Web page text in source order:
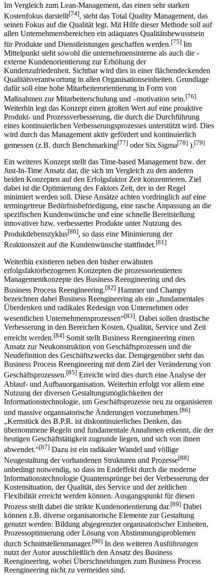
Im Vergleich zum Lean-Management, das einen sehr starken
Kostenfokus darstellt[74], steht das Total Quality Management, das
seinen Fokus auf die Qualität legt. Mit Hilfe dieser Methode soll auf
allen Unternehmensbereichen ein adäquates Qualitätsbewusstsein
für Produkte und Dienstleistungen geschaffen werden.[75] Im
Mittelpunkt steht sowohl die unternehmensinterne als auch die -
externe Kundenorientierung zur Erhöhung der
Kundenzufriedenheit. Sichtbar wird dies in einer flächendeckenden
Qualitätsverantwortung in allen Organisationseinheiten. Grundlage
dafür soll eine hohe Mitarbeiterorientierung in Form von
Maßnahmen zur Mitarbeiterschulung und –motivation sein.[76]
Weiterhin legt das Konzept einen großen Wert auf eine proaktive
Produkt- und Prozessverbesserung, die durch die Durchführung
eines kontinuierlichen Verbesserungsprozesses unterstützt wird. Dies
wird durch das Management aktiv gefördert und kontinuierlich
gemessen (z.B. durch Benchmarking[77] oder Six Sigma[78] ).[79]
Ein weiteres Konzept stellt das Time-based Management bzw. der
Just-In-Time Ansatz dar, die sich im Vergleich zu den anderen
beiden Konzepten auf den Erfolgsfaktor Zeit konzentrieren. Ziel
dabei ist die Optimierung des Faktors Zeit, der in der Regel
minimiert werden soll. Diese Ansätze achten vordringlich auf eine
termingetreue Bedürfnisbefriedigung, eine rasche Anpassung an die
spezifischen Kundenwünsche und eine schnelle Bereitstellung
innovativer bzw. verbesserter Produkte unter Nutzung des
Produktlebenszyklus[80], so dass eine Minimierung der
Reaktionszeit auf die Kundenwünsche stattfindet.[81]
Weiterhin existieren neben den bisher erwähnten
erfolgsfaktorbezogenen Konzepten die prozessorientierten
Managementkonzepte des Business Reengineering und des
Business Process Reengineering.[82] Hammer und Champy
bezeichnen dabei Business Reengineering als ein „fundamentales
Überdenken und radikales Redesign von Unternehmen oder
wesentlichen Unternehmensprozessen“[83]. Dabei sollen drastische
Verbesserung in den Bereichen Kosten, Qualität, Service und Zeit
erreicht werden.[84] Somit stellt Business Reengineering einen
Ansatz zur Neukonstruktion von Geschäftsprozessen und die
Neudefinition des Geschäftszwecks dar. Demgegenüber steht das
Business Process Reengineering mit dem Ziel der Veränderung von
Geschäftsprozessen.[85] Erreicht wird dies durch eine Analyse der
Ablauf- und Aufbauorganisation. Weiterhin erfolgt vor allem eine
Nutzung der diversen Gestaltungsmöglichkeiten der
Informationstechnologie, um Geschäftsprozesse neu zu organisieren
und massive organisatorische Änderungen vorzunehmen.[86]
„Kernstück des B.P.R. ist diskontinuierliches Denken, das
übernommene Regeln und fundamentale Annahmen erkennt, die der
heutigen Geschäftstätigkeit zugrunde liegen, und sich von ihnen
abwendet.“[87] Dazu ist ein radikaler Wandel und völlige
Neugestaltung der vorhandenen Strukturen und Prozesse[88]
unbedingt notwendig, so dass im Endeffekt durch die moderne
Informationstechnologie Quantensprünge bei der Verbesserung der
Kostensituation, der Qualität, des Service und der zeitlichen
Flexibilität erreicht werden können. Ausgangspunkt für diesen
Prozess stellt dabei die strikte Kundenorientierung dar.[89] Dabei
können z.B. diverse organisatorische Elemente zur Gestaltung
genutzt werden: Bildung abgegrenzter organisatorischer Einheiten,
Prozessoptimierung oder Lösung von Abstimmungsproblemen
durch Schnittstellenmanager.[90] In den weiteren Ausführungen
nutzt der Autor ausschließlich den Ansatz des Business
Reengineering, wobei Überschneidungen zum Business Process
Reengineering nicht zu vermeiden sind.